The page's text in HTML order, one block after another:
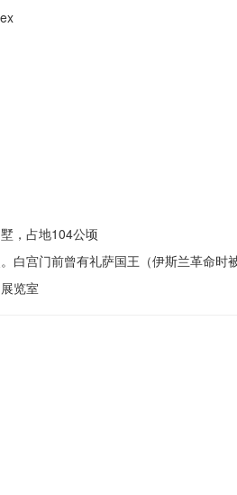
，占地104公顷
白宫门前曾有礼萨国王（伊斯兰革命
览室